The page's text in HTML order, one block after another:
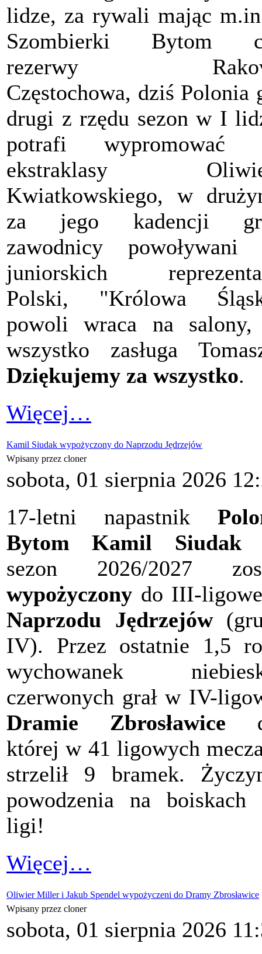
lidze, za rywali mając
Szombierki Bytom
rezerwy
Częstochowa, dziś Polonia
drugi z rzędu sezon w I
potrafi wypromować
ekstraklasy
Kwiatkowskiego, w
za jego kadencji
zawodnicy powoływani
juniorskich
Polski, "Królowa
powoli wraca na
wszystko zasługa
Dziękujemy za wszystko.
Więcej…
Kamil Siudak wypożyczony do Naprzodu Jędrzejów
Wpisany przez cloner
sobota, 01 sierpnia 2026
17-letni napastnik
Bytom Kamil Siudak
sezon 2026/2027
wypożyczony do III-
Naprzodu Jędrzejów
IV). Przez ostatnie 1,5
wychowanek
czerwonych grał w IV-
Dramie Zbrosławice
której w 41 ligowych
strzelił 9 bramek.
powodzenia na
ligi!
Więcej…
Oliwier Miller i Jakub Spendel wypożyczeni do Dramy Zbrosławice
Wpisany przez cloner
sobota, 01 sierpnia 2026